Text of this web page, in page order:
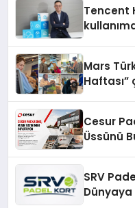
Tencent
Mars
Haftası”
Cesur
Üssünü
SRV
Dünyaya